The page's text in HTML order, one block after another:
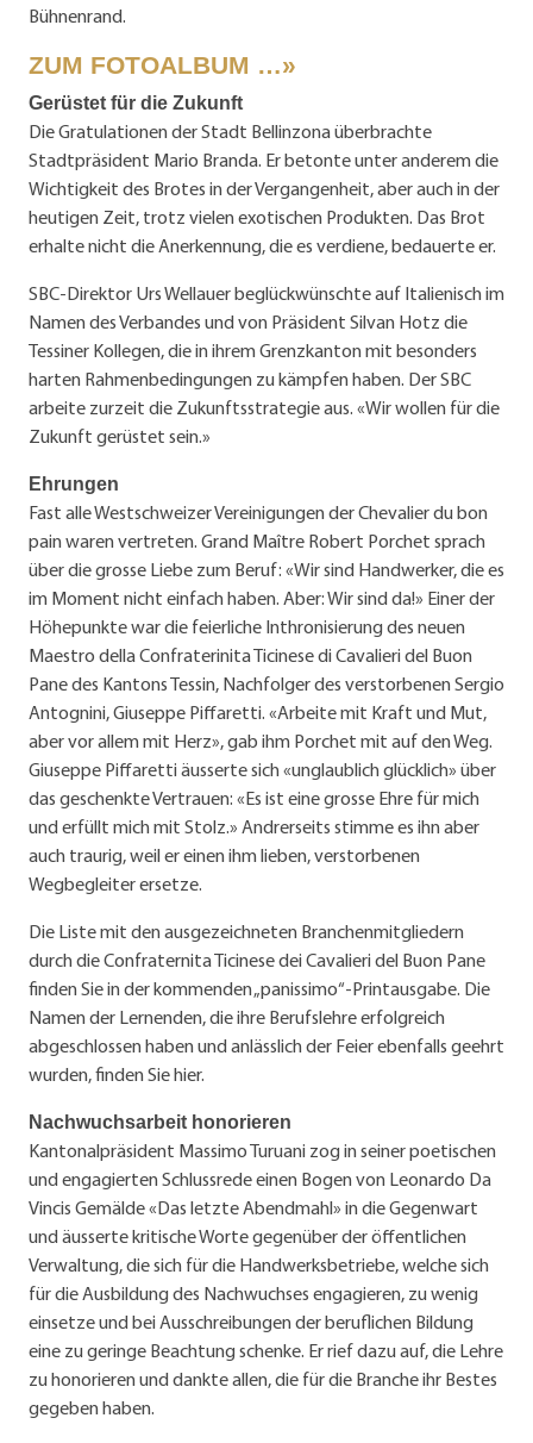
Bühnenrand.
ZUM FOTOALBUM …»
Gerüstet für die Zukunft
Die Gratulationen der Stadt Bellinzona überbrachte
Stadtpräsident Mario Branda. Er betonte unter anderem die
Wichtigkeit des Brotes in der Vergangenheit, aber auch in der
heutigen Zeit, trotz vielen exotischen Produkten. Das Brot
erhalte nicht die Anerkennung, die es verdiene, bedauerte er.
SBC-Direktor Urs Wellauer beglückwünschte auf Italienisch im
Namen des Verbandes und von Präsident Silvan Hotz die
Tessiner Kollegen, die in ihrem Grenzkanton mit besonders
harten Rahmenbedingungen zu kämpfen haben. Der SBC
arbeite zurzeit die Zukunftsstrategie aus. «Wir wollen für die
Zukunft gerüstet sein.»
Ehrungen
Fast alle Westschweizer Vereinigungen der Chevalier du bon
pain waren vertreten. Grand Maître Robert Porchet sprach
über die grosse Liebe zum Beruf: «Wir sind Handwerker, die es
im Moment nicht einfach haben. Aber: Wir sind da!» Einer der
Höhepunkte war die feierliche Inthronisierung des neuen
Maestro della Confraterinita Ticinese di Cavalieri del Buon
Pane des Kantons Tessin, Nachfolger des verstorbenen Sergio
Antognini, Giuseppe Piffaretti. «Arbeite mit Kraft und Mut,
aber vor allem mit Herz», gab ihm Porchet mit auf den Weg.
Giuseppe Piffaretti äusserte sich «unglaublich glücklich» über
das geschenkte Vertrauen: «Es ist eine grosse Ehre für mich
und erfüllt mich mit Stolz.» Andrerseits stimme es ihn aber
auch traurig, weil er einen ihm lieben, verstorbenen
Wegbegleiter ersetze.
Die Liste mit den ausgezeichneten Branchenmitgliedern
durch die Confraternita Ticinese dei Cavalieri del Buon Pane
finden Sie in der kommenden „panissimo“-Printausgabe. Die
Namen der Lernenden, die ihre Berufslehre erfolgreich
abgeschlossen haben und anlässlich der Feier ebenfalls geehrt
wurden, finden Sie hier.
Nachwuchsarbeit honorieren
Kantonalpräsident Massimo Turuani zog in seiner poetischen
und engagierten Schlussrede einen Bogen von Leonardo Da
Vincis Gemälde «Das letzte Abendmahl» in die Gegenwart
und äusserte kritische Worte gegenüber der öffentlichen
Verwaltung, die sich für die Handwerksbetriebe, welche sich
für die Ausbildung des Nachwuchses engagieren, zu wenig
einsetze und bei Ausschreibungen der beruflichen Bildung
eine zu geringe Beachtung schenke. Er rief dazu auf, die Lehre
zu honorieren und dankte allen, die für die Branche ihr Bestes
gegeben haben.